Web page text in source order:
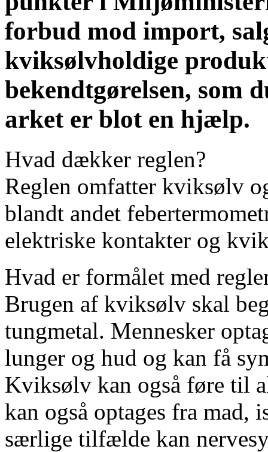
forbud mod import,
kviksølvholdige
bekendtgørelsen, som
arket er blot en hjælp.
Hvad dækker reglen?
Reglen omfatter kviksølv
blandt andet
elektriske kontakter og
Hvad er formålet med
Brugen af kviksølv skal
tungmetal. Mennesker
lunger og hud og kan få
Kviksølv kan også føre til
kan også optages fra
særlige tilfælde kan